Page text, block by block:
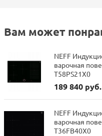
-16%
Вам может
NEFF
варочная
T58PS21X0
189 840 руб.
NEFF
варочная
T36FB40X0